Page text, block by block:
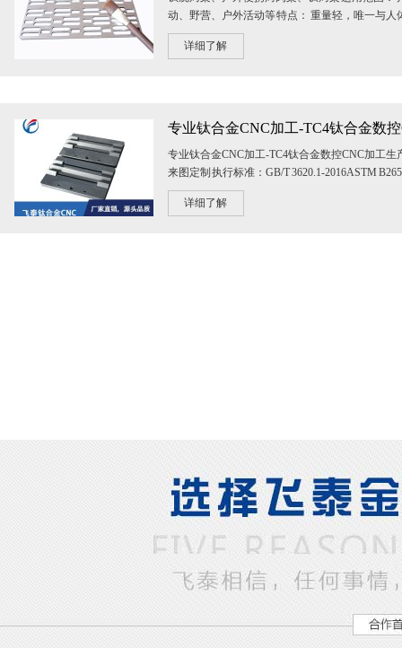
动、野营、户外活动等 特点： 重量轻，唯一与人
的轻金属，便于携带、上温...
详细了解
专业钛合金CNC加工-TC4钛合金数控CNC加工生
来图定制 执行标准：GB/T 3620.1-2016 ASTM
定制 规格：咨询定制 应用：航天...
详细了解